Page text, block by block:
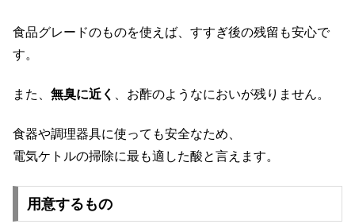
食品グレードのものを使えば、すすぎ後の残留も安心で
す。
また、 無臭に近く 、お酢のようなにおいが残りません。
食器や調理器具に使っても安全なため、
電気ケトルの掃除に最も適した酸と言えます。
用意するもの